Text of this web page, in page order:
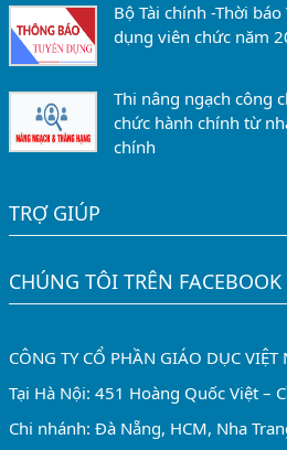
Bộ Tài chính -Thời
dụng viên chức năm
Thi nâng ngạch công
chức hành chính từ
chính
TRỢ GIÚP
CHÚNG TÔI TRÊN FACEBOOK
CÔNG TY CỔ PHẦN GIÁO DỤC VIỆT
Tại Hà Nội: 451 Hoàng Quốc Việt –
Chi nhánh: Đà Nẵng, HCM, Nha